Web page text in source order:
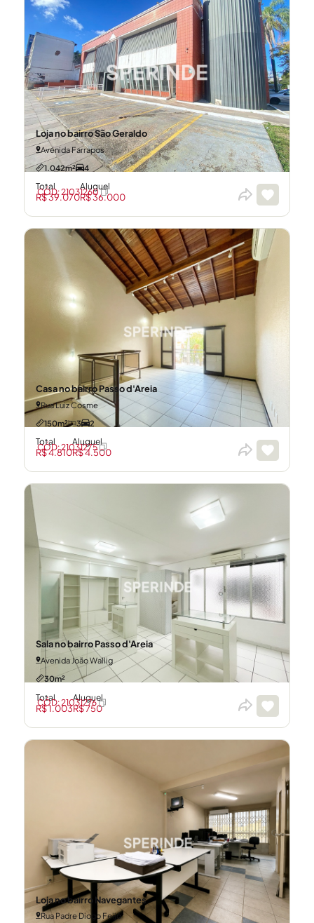
Loja no bairro São Geraldo
Avenida Farrapos
1.042m²
4
Total
R$ 39.070
Aluguel
R$ 36.000
CÓD: 21031260
Casa no bairro Passo d'Areia
Rua Luiz Cosme
150m²
3 2
Total
R$ 4.810
Aluguel
R$ 4.500
CÓD: 21031275
Sala no bairro Passo d'Areia
Avenida João Wallig
30m²
Total
R$ 1.003
Aluguel
R$ 750
CÓD: 21031276
Loja no bairro Navegantes
Rua Padre Diogo Feijó